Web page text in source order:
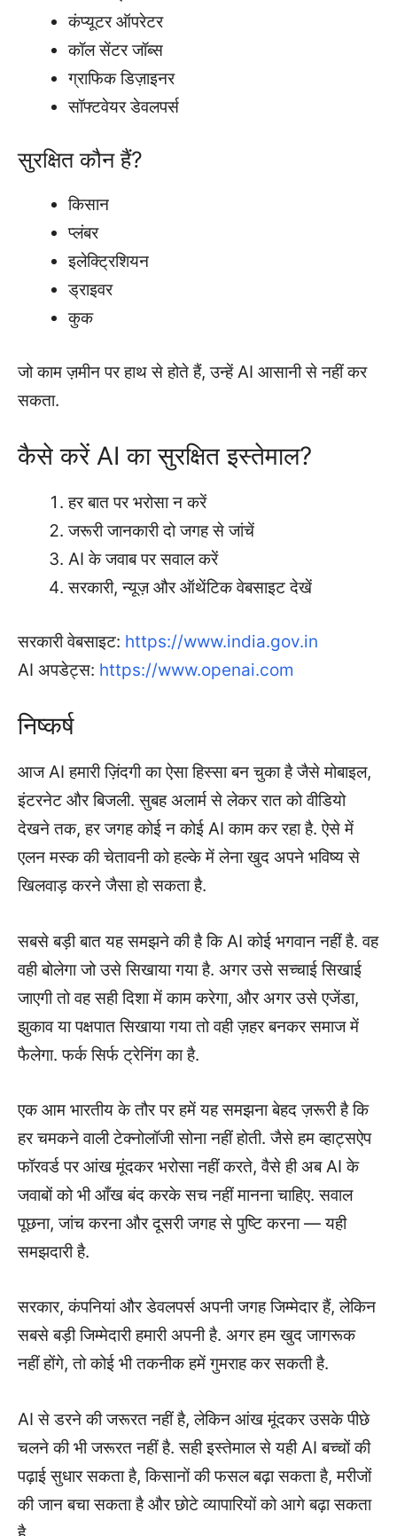
कंप्यूटर ऑपरेटर
कॉल सेंटर जॉब्स
ग्राफिक डिज़ाइनर
सॉफ्टवेयर डेवलपर्स
सुरक्षित कौन हैं?
किसान
प्लंबर
इलेक्ट्रिशियन
ड्राइवर
कुक
जो काम ज़मीन पर हाथ से होते हैं, उन्हें AI आसानी से नहीं कर
सकता.
कैसे करें AI का सुरक्षित इस्तेमाल?
हर बात पर भरोसा न करें
जरूरी जानकारी दो जगह से जांचें
AI के जवाब पर सवाल करें
सरकारी, न्यूज़ और ऑथेंटिक वेबसाइट देखें
सरकारी वेबसाइट: https://www.india.gov.in
AI अपडेट्स: https://www.openai.com
निष्कर्ष
आज AI हमारी ज़िंदगी का ऐसा हिस्सा बन चुका है जैसे मोबाइल,
इंटरनेट और बिजली. सुबह अलार्म से लेकर रात को वीडियो
देखने तक, हर जगह कोई न कोई AI काम कर रहा है. ऐसे में
एलन मस्क की चेतावनी को हल्के में लेना खुद अपने भविष्य से
खिलवाड़ करने जैसा हो सकता है.
सबसे बड़ी बात यह समझने की है कि AI कोई भगवान नहीं है. वह
वही बोलेगा जो उसे सिखाया गया है. अगर उसे सच्चाई सिखाई
जाएगी तो वह सही दिशा में काम करेगा, और अगर उसे एजेंडा,
झुकाव या पक्षपात सिखाया गया तो वही ज़हर बनकर समाज में
फैलेगा. फर्क सिर्फ ट्रेनिंग का है.
एक आम भारतीय के तौर पर हमें यह समझना बेहद ज़रूरी है कि
हर चमकने वाली टेक्नोलॉजी सोना नहीं होती. जैसे हम व्हाट्सऐप
फॉरवर्ड पर आंख मूंदकर भरोसा नहीं करते, वैसे ही अब AI के
जवाबों को भी आँख बंद करके सच नहीं मानना चाहिए. सवाल
पूछना, जांच करना और दूसरी जगह से पुष्टि करना — यही
समझदारी है.
सरकार, कंपनियां और डेवलपर्स अपनी जगह जिम्मेदार हैं, लेकिन
सबसे बड़ी जिम्मेदारी हमारी अपनी है. अगर हम खुद जागरूक
नहीं होंगे, तो कोई भी तकनीक हमें गुमराह कर सकती है.
AI से डरने की जरूरत नहीं है, लेकिन आंख मूंदकर उसके पीछे
चलने की भी जरूरत नहीं है. सही इस्तेमाल से यही AI बच्चों की
पढ़ाई सुधार सकता है, किसानों की फसल बढ़ा सकता है, मरीजों
की जान बचा सकता है और छोटे व्यापारियों को आगे बढ़ा सकता